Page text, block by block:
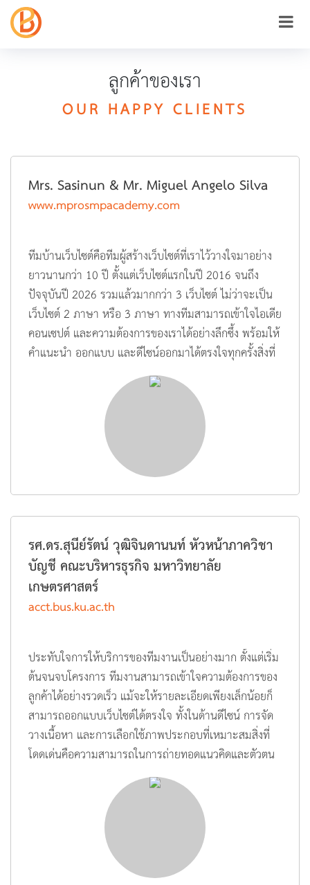
ลูกค้าของเรา
OUR HAPPY CLIENTS
Mrs. Sasinun & Mr. Miguel Angelo Silva
www.mprosmpacademy.com
ทีมบ้านเว็บไซต์คือทีมผู้สร้างเว็บไซต์ที่เราไว้วางใจมาอย่าง
ยาวนานกว่า 10 ปี ตั้งแต่เว็บไซต์แรกในปี 2016 จนถึง
ปัจจุบันปี 2026 รวมแล้วมากกว่า 3 เว็บไซต์ ไม่ว่าจะเป็น
เว็บไซต์ 2 ภาษา หรือ 3 ภาษา ทางทีมสามารถเข้าใจไอเดีย
คอนเซปต์ และความต้องการของเราได้อย่างลึกซึ้ง พร้อมให้
คำแนะนำ ออกแบบ และดีไซน์ออกมาได้ตรงใจทุกครั้งสิ่งที่
ประทับใจมากคือการให้ความรู้และการเข้าถึงระบบหลัง
บ้านอย่างเต็มที่ มีการแนะนำการใช้งานแบบไม่กั๊ก ไม่มีการ
ผูกเงื่อนไขเพื่อเรียกเก็บค่าบริการเพิ่มเติม หากเราต้องการ
แก้ไขข้อมูลหรือรูปภาพเองในอนาคตขอขอบคุณคุณโบว์และ
ทีมโปรแกรมเมอร์บ้านเว็บไซต์ ที่สร้างเว็บไซต์ให้เราด้วย
ความตั้งใจและใส่ใจมาโดยตลอดกว่า 10 ปี โดยเฉพาะโปร
เจกต์ใหญ่ล่าสุดอย่างเว็บไซต์การเรียนรู้ออนไลน์ ซึ่งออกมา
จบตรงตามความต้องการ และสามารถพัฒนาโปรแกรมให้
สอดคล้องกับสิ่งที่ลูกค้าต้องการได้อย่างแท้จริงขอแนะนำ
ด้วยความมั่นใจค่ะ
รศ.ดร.สุนีย์รัตน์ วุฒิจินดานนท์ หัวหน้าภาควิชา
บัญชี คณะบริหารธุรกิจ มหาวิทยาลัย
เกษตรศาสตร์
acct.bus.ku.ac.th
ประทับใจการให้บริการของทีมงานเป็นอย่างมาก ตั้งแต่เริ่ม
ต้นจนจบโครงการ ทีมงานสามารถเข้าใจความต้องการของ
ลูกค้าได้อย่างรวดเร็ว แม้จะให้รายละเอียดเพียงเล็กน้อยก็
สามารถออกแบบเว็บไซต์ได้ตรงใจ ทั้งในด้านดีไซน์ การจัด
วางเนื้อหา และการเลือกใช้ภาพประกอบที่เหมาะสมสิ่งที่
โดดเด่นคือความสามารถในการถ่ายทอดแนวคิดและตัวตน
ขององค์กรออกมาได้อย่างลงตัว ราวกับเข้าใจความคิดและ
ความต้องการของลูกค้าเป็นอย่างดี ผลงานที่ได้มีความ
สวยงาม ทันสมัย และตอบโจทย์การใช้งานจริง ขอแนะนำ
สำหรับผู้ที่กำลังมองหาทีมพัฒนาเว็บไซต์ที่มีความเป็นมือ
อาชีพ ใส่ใจรายละเอียด และพร้อมส่งมอบผลงานคุณภาพ